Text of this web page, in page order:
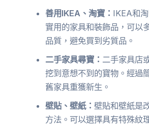
善用IKEA、淘寶： IKEA和
實用的家具和裝飾品，可以
品質，避免買到劣質品。
二手家具尋寶： 二手家具店
挖到意想不到的寶物。經過
舊家具重獲新生。
壁貼、壁紙：壁貼和壁紙是
方法。可以選擇具有特殊紋